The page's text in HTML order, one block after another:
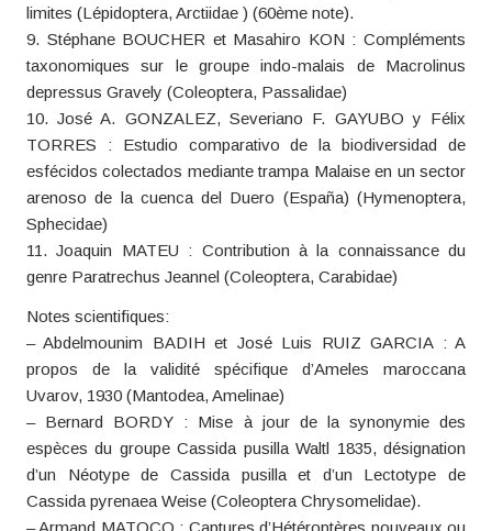
limites (Lépidoptera, Arctiidae ) (60ème note).
9. Stéphane BOUCHER et Masahiro KON : Compléments
taxonomiques sur le groupe indo-malais de Macrolinus
depressus Gravely (Coleoptera, Passalidae)
10. José A. GONZALEZ, Severiano F. GAYUBO y Félix
TORRES : Estudio comparativo de la biodiversidad de
esfécidos colectados mediante trampa Malaise en un sector
arenoso de la cuenca del Duero (España) (Hymenoptera,
Sphecidae)
11. Joaquin MATEU : Contribution à la connaissance du
genre Paratrechus Jeannel (Coleoptera, Carabidae)
Notes scientifiques:
– Abdelmounim BADIH et José Luis RUIZ GARCIA : A
propos de la validité spécifique d’Ameles maroccana
Uvarov, 1930 (Mantodea, Amelinae)
– Bernard BORDY : Mise à jour de la synonymie des
espèces du groupe Cassida pusilla Waltl 1835, désignation
d’un Néotype de Cassida pusilla et d’un Lectotype de
Cassida pyrenaea Weise (Coleoptera Chrysomelidae).
– Armand MATOCQ : Captures d’Hétéroptères nouveaux ou